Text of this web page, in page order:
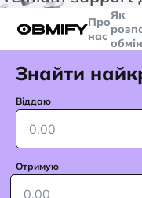
Про
нас
Як
Знайти
Віддаю
Отримую